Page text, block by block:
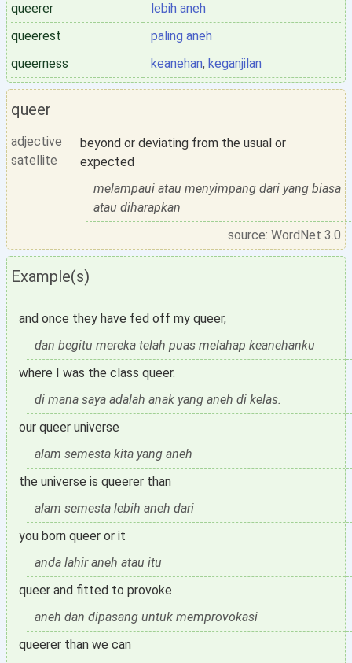
queerer
lebih aneh
queerest
paling aneh
queerness
keanehan, keganjilan
queer
adjective
satellite
beyond or deviating from the usual or
expected
melampaui atau menyimpang dari yang biasa
atau diharapkan
source: WordNet 3.0
Example(s)
and once they have fed off my queer,
dan begitu mereka telah puas melahap keanehanku
where I was the class queer.
di mana saya adalah anak yang aneh di kelas.
our queer universe
alam semesta kita yang aneh
the universe is queerer than
alam semesta lebih aneh dari
you born queer or it
anda lahir aneh atau itu
queer and fitted to provoke
aneh dan dipasang untuk memprovokasi
queerer than we can